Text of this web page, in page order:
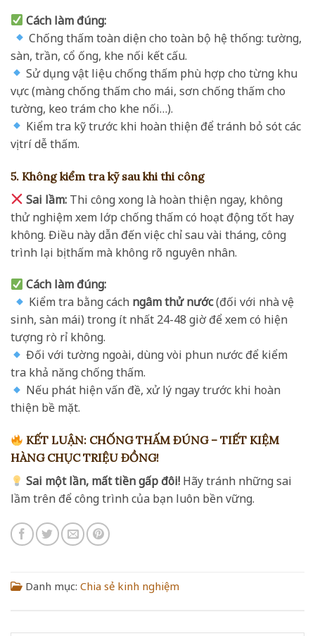
Cách làm đúng:
Chống thấm toàn diện cho toàn bộ hệ thống: tường,
sàn, trần, cổ ống, khe nối kết cấu.
Sử dụng vật liệu chống thấm phù hợp cho từng khu
vực (màng chống thấm cho mái, sơn chống thấm cho
tường, keo trám cho khe nối…).
Kiểm tra kỹ trước khi hoàn thiện để tránh bỏ sót các
vị trí dễ thấm.
5. Không kiểm tra kỹ sau khi thi công
Sai lầm: Thi công xong là hoàn thiện ngay, không
thử nghiệm xem lớp chống thấm có hoạt động tốt hay
không. Điều này dẫn đến việc chỉ sau vài tháng, công
trình lại bị thấm mà không rõ nguyên nhân.
Cách làm đúng:
Kiểm tra bằng cách ngâm thử nước(đối với nhà vệ
sinh, sàn mái) trong ít nhất 24-48 giờ để xem có hiện
tượng rò rỉ không.
Đối với tường ngoài, dùng vòi phun nước để kiểm
tra khả năng chống thấm.
Nếu phát hiện vấn đề, xử lý ngay trước khi hoàn
thiện bề mặt.
KẾT LUẬN: CHỐNG THẤM ĐÚNG – TIẾT KIỆM
HÀNG CHỤC TRIỆU ĐỒNG!
Sai một lần, mất tiền gấp đôi! Hãy tránh những sai
lầm trên để công trình của bạn luôn bền vững.
Danh mục: Chia sẻ kinh nghiệm